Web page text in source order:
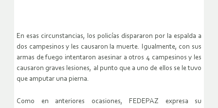
En esas circunstancias, los policías dispararon por la espalda a
dos campesinos y les causaron la muerte. Igualmente, con sus
armas de fuego intentaron asesinar a otros 4 campesinos y les
causaron graves lesiones, al punto que a uno de ellos se le tuvo
que amputar una pierna.
Como en anteriores ocasiones, FEDEPAZ expresa su